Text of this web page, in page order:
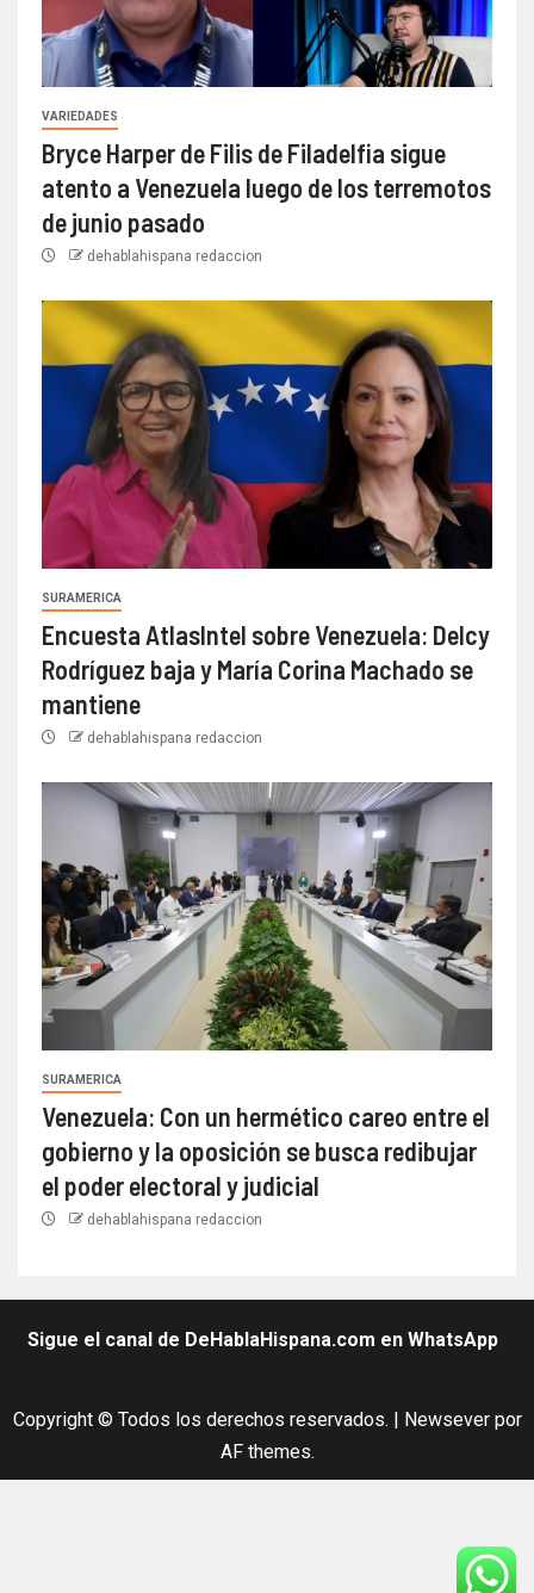
VARIEDADES
Bryce Harper de Filis de Filadelfia sigue
atento a Venezuela luego de los terremotos
de junio pasado
dehablahispana redaccion
SURAMERICA
Encuesta AtlasIntel sobre Venezuela: Delcy
Rodríguez baja y María Corina Machado se
mantiene
dehablahispana redaccion
SURAMERICA
Venezuela: Con un hermético careo entre el
gobierno y la oposición se busca redibujar
el poder electoral y judicial
dehablahispana redaccion
Sigue el canal de DeHablaHispana.com en WhatsApp
Copyright © Todos los derechos reservados. Newseverpor
AF themes.